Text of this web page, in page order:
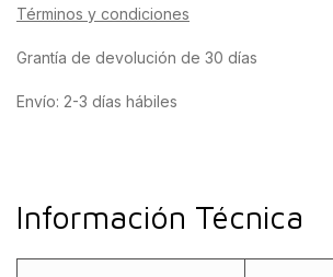
Términos y condiciones
Grantía de devolución de 30 días
Envío: 2-3 días hábiles
Información Técnica